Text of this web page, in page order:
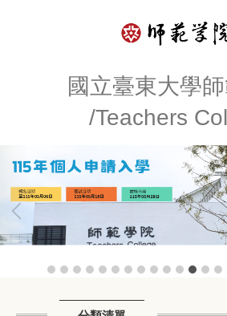
國立臺東大學
/Teachers